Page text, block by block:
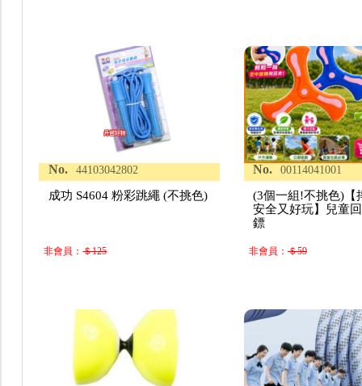
No. 44103042802
成功 S4604 粉彩跳繩 (不挑色)
非會員：＄125
No. 00114041001
(3個一組!不挑色)【
安全又好玩】兒童
鏢
非會員： ＄59